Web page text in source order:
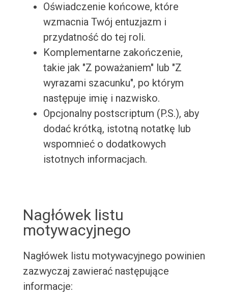
Oświadczenie końcowe, które
wzmacnia Twój entuzjazm i
przydatność do tej roli.
Komplementarne zakończenie,
takie jak "Z poważaniem" lub "Z
wyrazami szacunku", po którym
następuje imię i nazwisko.
Opcjonalny postscriptum (P.S.), aby
dodać krótką, istotną notatkę lub
wspomnieć o dodatkowych
istotnych informacjach.
Nagłówek listu
motywacyjnego
Nagłówek listu motywacyjnego powinien
zazwyczaj zawierać następujące
informacje: